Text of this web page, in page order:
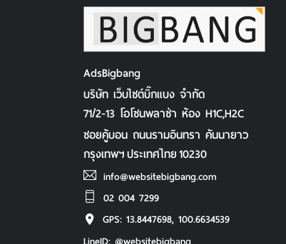
AdsBigbang
บริษัท เว็บไซต์บิ๊กแบง จำกัด
71/2-13 โอโซนพลาซ่า ห้อง H1C,H2C
ซอยคู้บอน ถนนรามอินทรา คันนายาว
กรุงเทพฯประเทศไทย10230
info@websitebigbang.com
02 004 7299
GPS: 13.8447698, 100.6634539